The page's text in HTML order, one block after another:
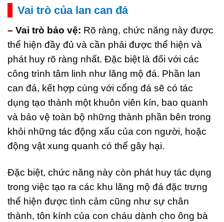
Vai trò của lan can đá
– Vai trò bảo vệ: Rõ ràng, chức năng này được
thể hiện đầy đủ và cần phải được thể hiện và
phát huy rõ ràng nhất. Đặc biệt là đối với các
công trình tâm linh như lăng mộ đá. Phần lan
can đá, kết hợp cùng với cổng đá sẽ có tác
dụng tạo thành một khuôn viên kín, bao quanh
và bảo vệ toàn bộ những thành phần bên trong
khỏi những tác động xấu của con người, hoặc
động vật xung quanh có thể gây hại.
Đặc biệt, chức năng này còn phát huy tác dụng
trong việc tạo ra các khu lăng mộ đá đặc trưng
thể hiện được tình cảm cũng như sự chân
thành, tôn kính của con cháu dành cho ông bà